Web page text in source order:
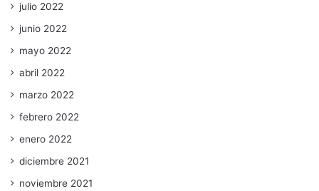
julio 2022
junio 2022
mayo 2022
abril 2022
marzo 2022
febrero 2022
enero 2022
diciembre 2021
noviembre 2021